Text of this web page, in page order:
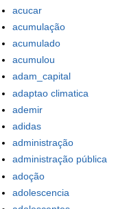
acucar
acumulação
acumulado
acumulou
adam_capital
adaptao climatica
ademir
adidas
administração
administração pública
adoção
adolescencia